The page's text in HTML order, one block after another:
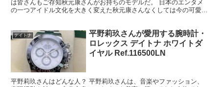
ト、リシャールミル、ルイヴィト
ン タンブール
秋元康さんが愛用する腕時計はどんなモデル？ 今回紹介する腕時計
は皆さんもご存知秋元康さんがお持ちのモデルだ。 日本のエンタメ
の一つアイドル文化を大きく変えた秋元康さんなくしては今の可愛い
アイドルをテレビやSNSで拝めることはなかったことだろ...
デイトナ
ロレックス デイトナ ホワイトダ